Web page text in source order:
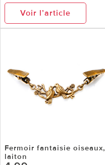
Voir l’article
Fermoir fantaisie oiseaux,
laiton